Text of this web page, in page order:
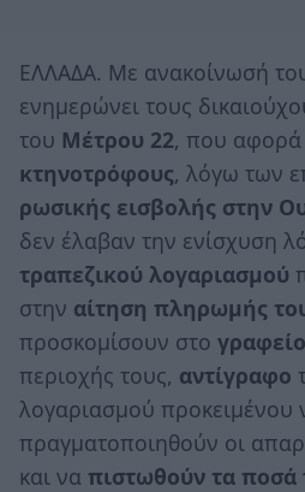
ΕΛΛΑΔΑ. Με ανακοίνωσή
ενημερώνει τους
του Μέτρου 22, που αφορά
κτηνοτρόφους, λόγω των
ρωσικής εισβολής στην
δεν έλαβαν την ενίσχυση
τραπεζικού λογαριασμού
στην αίτηση πληρωμής
προσκομίσουν στο
περιοχής τους, αντίγραφο
λογαριασμού προκειμένου
πραγματοποιηθούν οι
και να πιστωθούν τα ποσά